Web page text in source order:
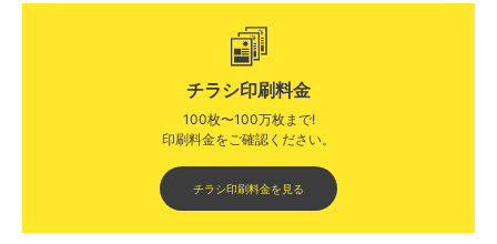
チラシ印刷料金
100枚〜100万枚まで!
印刷料金をご確認ください。​
チラシ印刷料金を見る